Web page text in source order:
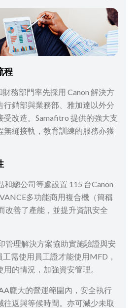
程
務部門率先採用 Canon 解決方
行銷部與業務部、雅加達以外分
受改造。Samafitro 提供的強大支
無縫接軌，教育訓練的服務亦獲
和總公司等處設置 115 台Canon
多功能商用複合機（簡稱
改善了產能，並提升資訊安全
管理解決方案協助實施驗證與安
需使用員工證才能使用MFD，
的情況，加強資安管理。
龐大的營運範圍內，安全執行
往返與等候時間。亦可減少未取